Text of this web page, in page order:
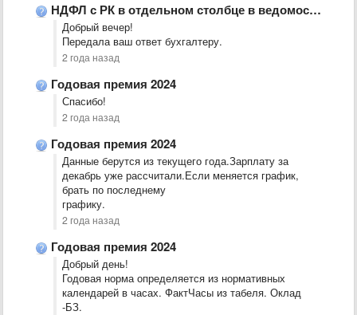
НДФЛ с РК в отдельном столбце в ведомостях на выплату
Добрый вечер!
Передала ваш ответ бухгалтеру.
2 года назад
Годовая премия 2024
Спасибо!
2 года назад
Годовая премия 2024
Данные берутся из текущего года.Зарплату за
декабрь уже рассчитали.Если меняется график,
брать по последнему
графику.
2 года назад
Годовая премия 2024
Добрый день!
Годовая норма определяется из нормативных
календарей в часах. ФактЧасы из табеля. Оклад
-БЗ.